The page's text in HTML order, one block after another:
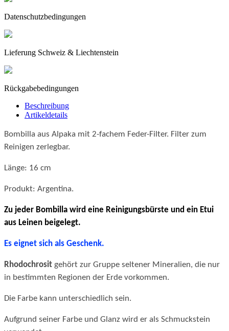
Datenschutzbedingungen
Lieferung Schweiz & Liechtenstein
Rückgabebedingungen
Beschreibung
Artikeldetails
Bombilla aus Alpaka mit 2-fachem Feder-Filter. Filter zum
Reinigen zerlegbar.
Länge: 16 cm
Produkt: Argentina.
Zu jeder Bombilla wird eine Reinigungsbürste und ein Etui
aus Leinen beigelegt.
Es eignet sich als Geschenk.
Rhodochrosit gehört zur Gruppe seltener Mineralien, die nur
in bestimmten Regionen der Erde vorkommen.
Die Farbe kann unterschiedlich sein.
Aufgrund seiner Farbe und Glanz wird er als Schmuckstein